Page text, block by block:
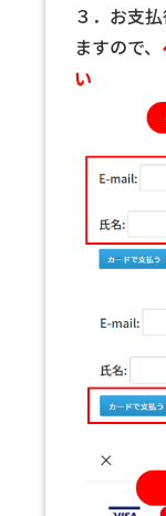
３．お支
ますので、
い